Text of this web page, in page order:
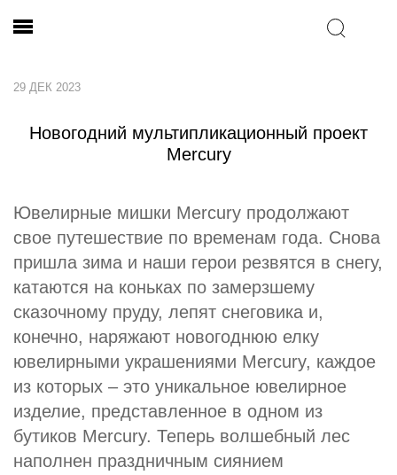
29 ДЕК 2023
Новогодний мультипликационный проект
Mercury
Ювелирные мишки Mercury продолжают
свое путешествие по временам года. Снова
пришла зима и наши герои резвятся в снегу,
катаются на коньках по замерзшему
сказочному пруду, лепят снеговика и,
конечно, наряжают новогоднюю елку
ювелирными украшениями Mercury, каждое
из которых – это уникальное ювелирное
изделие, представленное в одном из
бутиков Mercury. Теперь волшебный лес
наполнен праздничным сиянием